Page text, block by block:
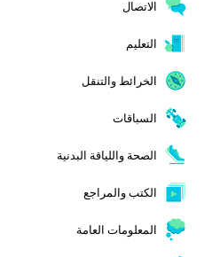
الاتصال
التعليم
الخرائط والتنقل
السباقات
الصحة واللياقة البدنية
الكتب والمراجع
المعلومات العامة